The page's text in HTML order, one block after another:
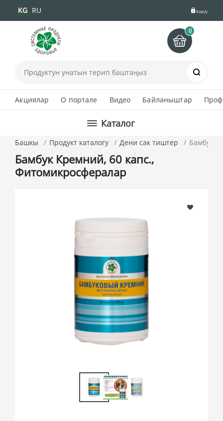
KG RU Кирүү
0
Акциялар О портале Видео Байланыштар
Каталог
Башкы Продукт каталогу Дени сак тиштер Бамбук
Бамбук Кремний, 60 капс.,
Фитомикросфералар